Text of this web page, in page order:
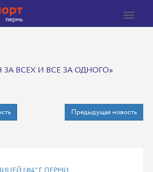
Toggle
ЗА ВСЕХ И ВСЕ ЗА ОДНОГО»
Предыдущая новость